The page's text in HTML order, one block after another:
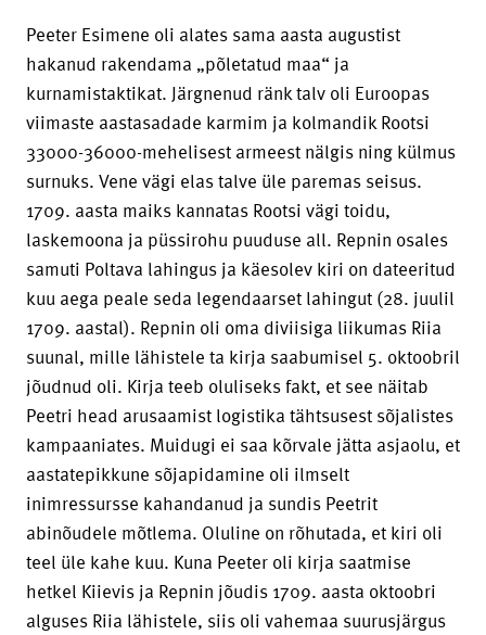
Peeter Esimene oli alates sama aasta augustist
hakanud rakendama „põletatud maa“ ja
kurnamistaktikat. Järgnenud ränk talv oli Euroopas
viimaste aastasadade karmim ja kolmandik Rootsi
33000-36000-mehelisest armeest nälgis ning külmus
surnuks. Vene vägi elas talve üle paremas seisus.
1709. aasta maiks kannatas Rootsi vägi toidu,
laskemoona ja püssirohu puuduse all. Repnin osales
samuti Poltava lahingus ja käesolev kiri on dateeritud
kuu aega peale seda legendaarset lahingut (28. juulil
1709. aastal). Repnin oli oma diviisiga liikumas Riia
suunal, mille lähistele ta kirja saabumisel 5. oktoobril
jõudnud oli. Kirja teeb oluliseks fakt, et see näitab
Peetri head arusaamist logistika tähtsusest sõjalistes
kampaaniates. Muidugi ei saa kõrvale jätta asjaolu, et
aastatepikkune sõjapidamine oli ilmselt
inimressursse kahandanud ja sundis Peetrit
abinõudele mõtlema. Oluline on rõhutada, et kiri oli
teel üle kahe kuu. Kuna Peeter oli kirja saatmise
hetkel Kiievis ja Repnin jõudis 1709. aasta oktoobri
alguses Riia lähistele, siis oli vahemaa suurusjärgus